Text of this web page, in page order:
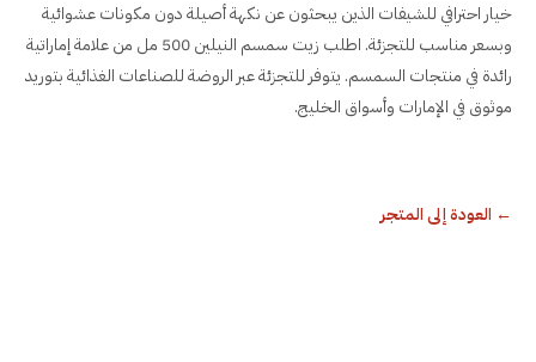
خيار احترافي للشيفات الذين يبحثون عن نكهة أصيلة دون مكونات عشوائية
وبسعر مناسب للتجزئة. اطلب زيت سمسم النيلين 500 مل من علامة إماراتية
رائدة في منتجات السمسم. يتوفر للتجزئة عبر الروضة للصناعات الغذائية بتوريد
موثوق في الإمارات وأسواق الخليج.
← العودة إلى المتجر